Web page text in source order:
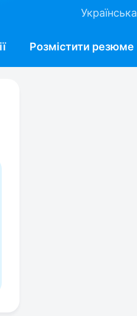
Українська
Розмістити резюме